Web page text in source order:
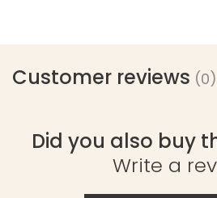
Customer reviews (0)
Did you also buy
Write a